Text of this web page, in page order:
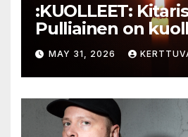
:KUOLLEET:
Pulliainen on
MAY 31, 2026